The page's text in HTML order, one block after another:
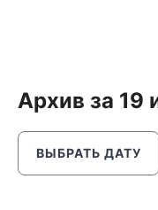
Архив за 19
ВЫБРАТЬ ДАТУ